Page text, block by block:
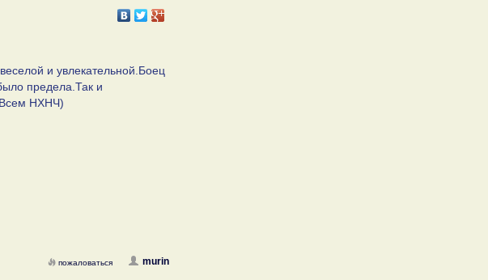
и увлекательной.Боец
предела.Так и
НХНЧ)
murin
пожаловаться